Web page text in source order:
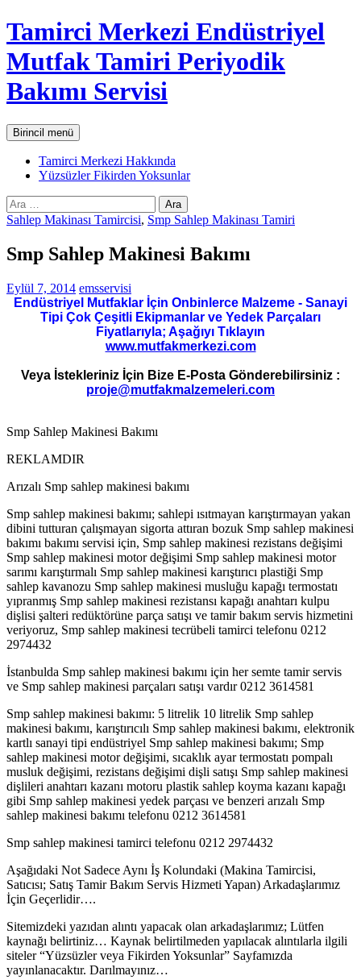
İçeriğe
atla
Tamirci Merkezi Endüstriyel
Mutfak Tamiri Periyodik
Bakımı Servisi
AraBirincil menü
Tamirci Merkezi Hakkında
Yüzsüzler Fikirden Yoksunlar
Arama:
Sahlep Makinası Tamircisi, Smp Sahlep Makinası Tamiri
Smp Sahlep Makinesi Bakımı
Eylül 7, 2014 emsservisi
Endüstriyel Mutfaklar İçin Onbinlerce Malzeme - Sanayi
Tipi Çok Çeşitli Ekipmanlar ve Yedek Parçaları
Fiyatlarıyla; Aşağıyı Tıklayın
www.mutfakmerkezi.com
Veya İstekleriniz İçin Bize E-Posta Gönderebilirsiniz :
proje@mutfakmalzemeleri.com
Smp Sahlep Makinesi Bakımı
REKLAMDIR
Arızalı Smp sahlep makinesi bakımı
Smp sahlep makinesi bakımı; sahlepi ısıtmayan karıştırmayan yakan
dibini tutturan çalışmayan sigorta attıran bozuk Smp sahlep makinesi
bakımı bakımı servisi için, Smp sahlep makinesi rezistans değişimi
Smp sahlep makinesi motor değişimi Smp sahlep makinesi motor
sarımı karıştırmalı Smp sahlep makinesi karıştırıcı plastiği Smp
sahlep kavanozu Smp sahlep makinesi musluğu kapağı termostatı
yıpranmış Smp sahlep makinesi rezistansı kapağı anahtarı kulpu
dişlisi şalteri redüktörüne parça satışı ve tamir bakım servis hizmetini
veriyoruz, Smp sahlep makinesi tecrübeli tamirci telefonu 0212
2974432
İstanbulda Smp sahlep makinesi bakımı için her semte tamir servis
ve Smp sahlep makinesi parçaları satışı vardır 0212 3614581
Smp sahlep makinesi bakımı: 5 litrelik 10 litrelik Smp sahlep
makinesi bakımı, karıştırıcılı Smp sahlep makinesi bakımı, elektronik
kartlı sanayi tipi endüstriyel Smp sahlep makinesi bakımı; Smp
sahlep makinesi motor değişimi, sıcaklık ayar termostatı pompalı
musluk değişimi, rezistans değişimi dişli satışı Smp sahlep makinesi
dişlileri anahtarı kazanı motoru plastik sahlep koyma kazanı kapağı
gibi Smp sahlep makinesi yedek parçası ve benzeri arızalı Smp
sahlep makinesi bakımı telefonu 0212 3614581
Smp sahlep makinesi tamirci telefonu 0212 2974432
Aşağıdaki Not Sadece Aynı İş Kolundaki (Makina Tamircisi,
Satıcısı; Satış Tamir Bakım Servis Hizmeti Yapan) Arkadaşlarımız
İçin Geçerlidir….
Sitemizdeki yazıdan alıntı yapacak olan arkadaşlarımız; Lütfen
kaynağı belirtiniz… Kaynak belirtilmeden yapılacak alıntılarla ilgili
siteler “Yüzsüzler veya Fikirden Yoksunlar” Sayfamızda
yayınlanacaktır. Darılmayınız…